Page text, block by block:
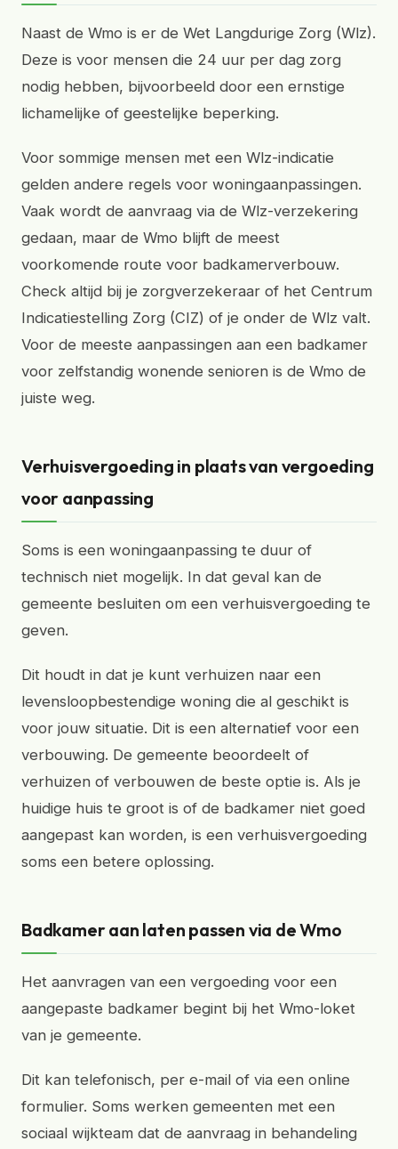
Naast de Wmo is er de Wet Langdurige Zorg (Wlz).
Deze is voor mensen die 24 uur per dag zorg
nodig hebben, bijvoorbeeld door een ernstige
lichamelijke of geestelijke beperking.
Voor sommige mensen met een Wlz-indicatie
gelden andere regels voor woningaanpassingen.
Vaak wordt de aanvraag via de Wlz-verzekering
gedaan, maar de Wmo blijft de meest
voorkomende route voor badkamerverbouw.
Check altijd bij je zorgverzekeraar of het Centrum
Indicatiestelling Zorg (CIZ) of je onder de Wlz valt.
Voor de meeste aanpassingen aan een badkamer
voor zelfstandig wonende senioren is de Wmo de
juiste weg.
Verhuisvergoeding in plaats van vergoeding
voor aanpassing
Soms is een woningaanpassing te duur of
technisch niet mogelijk. In dat geval kan de
gemeente besluiten om een verhuisvergoeding te
geven.
Dit houdt in dat je kunt verhuizen naar een
levensloopbestendige woning die al geschikt is
voor jouw situatie. Dit is een alternatief voor een
verbouwing. De gemeente beoordeelt of
verhuizen of verbouwen de beste optie is. Als je
huidige huis te groot is of de badkamer niet goed
aangepast kan worden, is een verhuisvergoeding
soms een betere oplossing.
Badkamer aan laten passen via de Wmo
Het aanvragen van een vergoeding voor een
aangepaste badkamer begint bij het Wmo-loket
van je gemeente.
Dit kan telefonisch, per e-mail of via een online
formulier. Soms werken gemeenten met een
sociaal wijkteam dat de aanvraag in behandeling